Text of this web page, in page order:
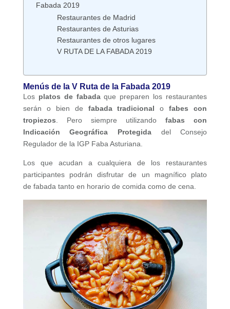
Fabada 2019
Restaurantes de Madrid
Restaurantes de Asturias
Restaurantes de otros lugares
V RUTA DE LA FABADA 2019
Menús de la V Ruta de la Fabada 2019
Los platos de fabadaque preparen los restaurantes
serán o bien de fabada tradicional ofabes con
tropiezos . Pero siempre utilizandofabas con
Indicación Geográfica Protegida del Consejo
Regulador de la IGP Faba Asturiana.
Los que acudan a cualquiera de los restaurantes
participantes podrán disfrutar de un magnífico plato
de fabada tanto en horario de comida como de cena.